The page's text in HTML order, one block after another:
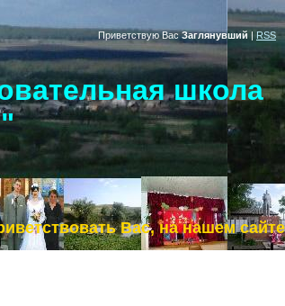
Приветствую Вас Заглянувший | RSS
школа
Вас, на нашем сайте!